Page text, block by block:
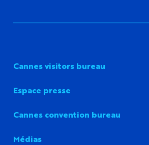
Cannes visitors bureau
Espace presse
Cannes convention bureau
Médias